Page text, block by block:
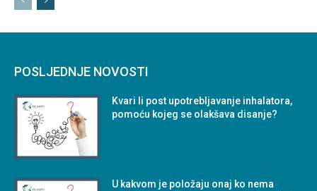
POSLJEDNJE NOVOSTI
Kvari li post upotrebljavanje inhalatora,
pomoću kojeg se olakšava disanje?
U kakvom je položaju onaj ko nema